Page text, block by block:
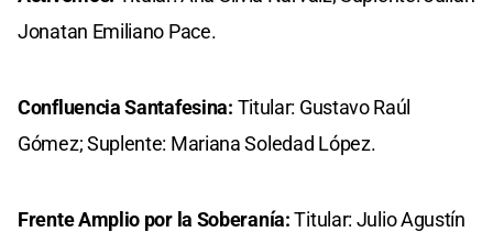
Jonatan Emiliano Pace.
Confluencia Santafesina: Titular: Gustavo Raúl
Gómez; Suplente: Mariana Soledad López.
Frente Amplio por la Soberanía:Titular: Julio Agustín